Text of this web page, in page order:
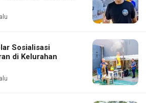
Sosialisasi
di Kelurahan